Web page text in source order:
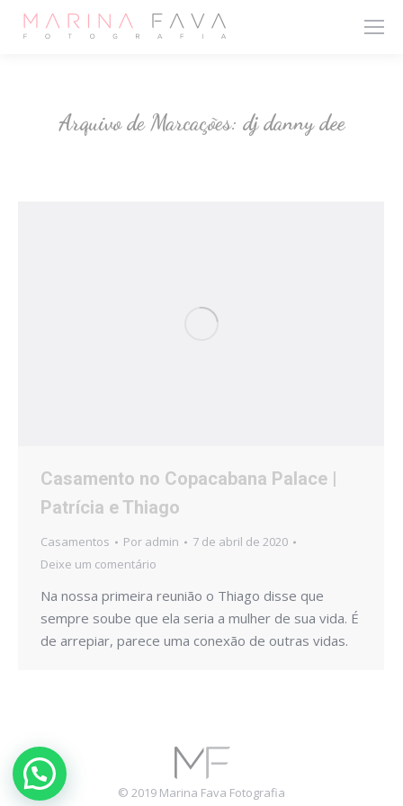
Arquivo de Marcações: dj danny dee
Casamento no Copacabana Palace |
Patrícia e Thiago
Casamentos Por admin
7 de abril de 2020
Deixe um comentário
Na nossa primeira reunião o Thiago disse que
sempre soube que ela seria a mulher de sua vida. É
de arrepiar, parece uma conexão de outras vidas.
© 2019 Marina Fava Fotografia